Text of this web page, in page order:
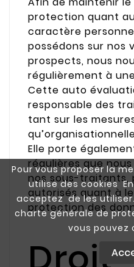
Pour vous proposer la
utilise des cookies
acceptez de les
charte générale de
vous pouvez
protection quant
caractère
possédons sur nos
prospects, nous
régulièrement à
Cette auto
responsable des
tant sur les
Elle porte
régulières que
nos sous-traitants,
autorisés quant à
protection des